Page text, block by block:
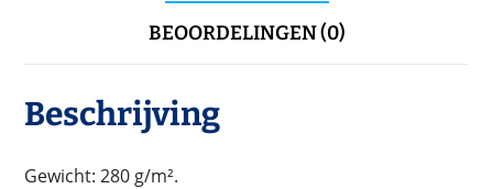
BEOORDELINGEN (0)
Beschrijving
Gewicht: 280 g/m².